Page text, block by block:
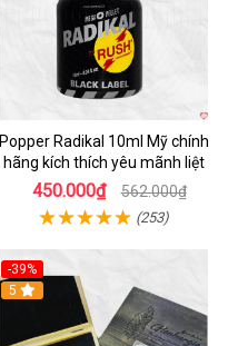
Popper Radikal 10ml Mỹ chính
hãng kích thích yêu mãnh liệt
450.000₫ 562.000₫
(253)
-39%
5